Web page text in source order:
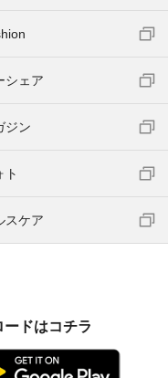
シェア
ジン
ト
スケア
ドはコチラ